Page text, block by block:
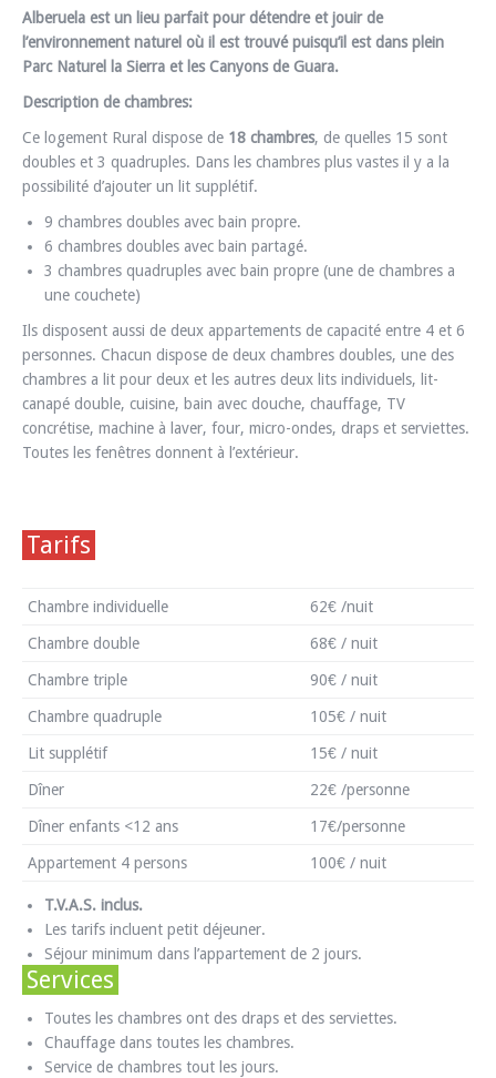
Alberuela est un lieu parfait pour détendre et jouir de
l’environnement naturel où il est trouvé puisqu’il est dans plein
Parc Naturel la Sierra et les Canyons de Guara.
Description de chambres:
Ce logement Rural dispose de 18 chambres, de quelles 15 sont
doubles et 3 quadruples. Dans les chambres plus vastes il y a la
possibilité d’ajouter un lit supplétif.
9 chambres doubles avec bain propre.
6 chambres doubles avec bain partagé.
3 chambres quadruples avec bain propre (une de chambres a
une couchete)
Ils disposent aussi de deux appartements de capacité entre 4 et 6
personnes. Chacun dispose de deux chambres doubles, une des
chambres a lit pour deux et les autres deux lits individuels, lit-
canapé double, cuisine, bain avec douche, chauffage, TV
concrétise, machine à laver, four, micro-ondes, draps et serviettes.
Toutes les fenêtres donnent à l’extérieur.
Tarifs
Chambre individuelle 62€ /nuit
Chambre double 68€ / nuit
Chambre triple 90€ / nuit
Chambre quadruple 105€ / nuit
Lit supplétif 15€ / nuit
Dîner 22€ /personne
Dîner enfants <12 ans 17€/personne
Appartement 4 persons 100€ / nuit
T.V.A.S. inclus.
Les tarifs incluent petit déjeuner.
Séjour minimum dans l’appartement de 2 jours.
Services
Toutes les chambres ont des draps et des serviettes.
Chauffage dans toutes les chambres.
Service de chambres tout les jours.